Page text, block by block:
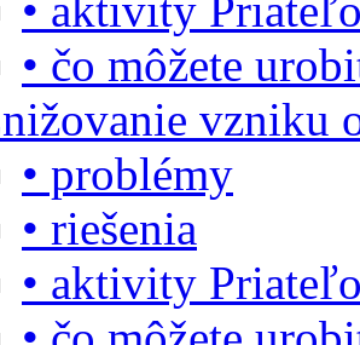
• čo môžete
vzniku
• problémy
• riešenia
• aktivity